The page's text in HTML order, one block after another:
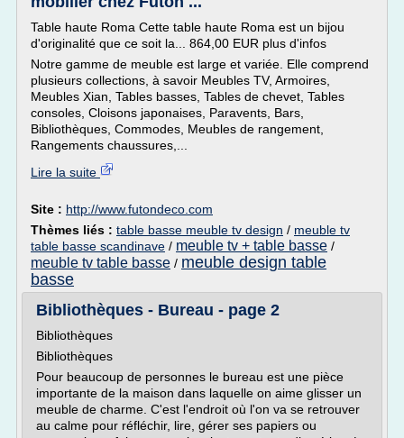
Table haute Roma Cette table haute Roma est un bijou
d'originalité que ce soit la... 864,00 EUR plus d'infos
Notre gamme de meuble est large et variée. Elle comprend
plusieurs collections, à savoir Meubles TV, Armoires,
Meubles Xian, Tables basses, Tables de chevet, Tables
consoles, Cloisons japonaises, Paravents, Bars,
Bibliothèques, Commodes, Meubles de rangement,
Rangements chaussures,...
Lire la suite
Site : http://www.futondeco.com
Thèmes liés : table basse meuble tv design / meuble tv
table basse scandinave / meuble tv + table basse /
meuble tv table basse / meuble design table
basse
Bibliothèques - Bureau - page 2
Bibliothèques
Bibliothèques
Pour beaucoup de personnes le bureau est une pièce
importante de la maison dans laquelle on aime glisser un
meuble de charme. C'est l'endroit où l'on va se retrouver
au calme pour réfléchir, lire, gérer ses papiers ou